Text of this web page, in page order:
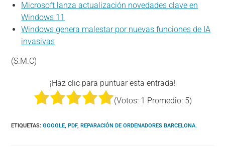
Microsoft lanza actualización novedades clave en
Windows 11
Windows genera malestar por nuevas funciones de IA
invasivas
(S.M.C)
¡Haz clic para puntuar esta entrada!
(Votos: 1 Promedio: 5)
ETIQUETAS:GOOGLE, PDF, REPARACIÓN DE ORDENADORES BARCELONA.